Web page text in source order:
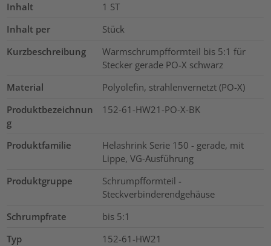
Inhalt 1 ST
Inhalt per
Stück
Kurzbeschreibung
Warmschrumpfformteil bis 5:1 für
Stecker gerade PO-X schwarz
Material
Polyolefin, strahlenvernetzt (PO-X)
Produktbezeichnun
g
152-61-HW21-PO-X-BK
Produktfamilie
Helashrink Serie 150 - gerade, mit
Lippe, VG-Ausführung
Produktgruppe
Schrumpfformteil -
Steckverbinderendgehäuse
Schrumpfrate
bis 5:1
Typ
152-61-HW21